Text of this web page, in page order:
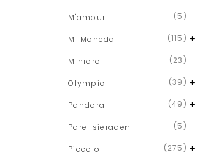
M'amour (5)
Mi Moneda (115)
Minioro (23)
Olympic (39)
Pandora (49)
Parel sieraden (5)
Piccolo (275)